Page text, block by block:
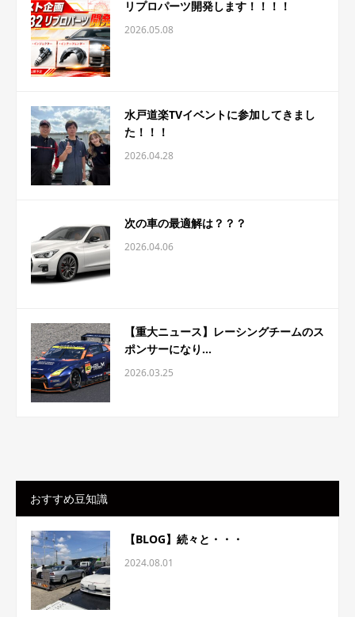
リプロパーツ開発します！！！！
2026.05.08
水戸道楽TVイベントに参加してきまし
た！！！
2026.04.28
次の車の最適解は？？？
2026.04.06
【重大ニュース】レーシングチームのス
ポンサーになり...
2026.03.25
おすすめ豆知識
【BLOG】続々と・・・
2024.08.01